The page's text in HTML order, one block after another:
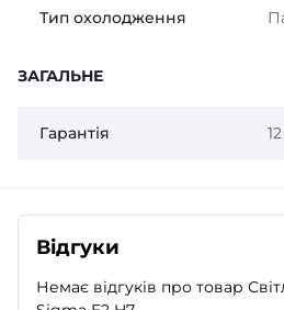
Тип охолодження
ЗАГАЛЬНЕ
Гарантія
Відгуки
Немає відгуків про товар